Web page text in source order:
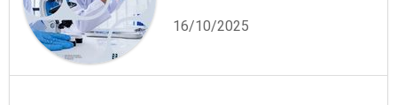
16/10/2025